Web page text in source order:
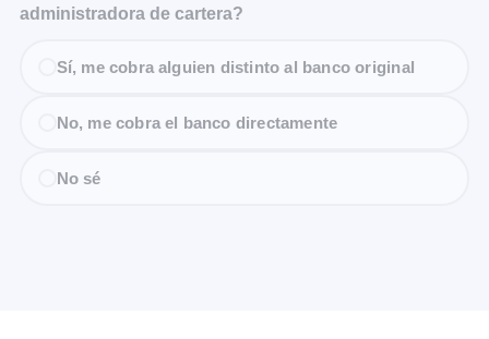
administradora de cartera?
Sí, me cobra alguien distinto al banco original
No, me cobra el banco directamente
No sé